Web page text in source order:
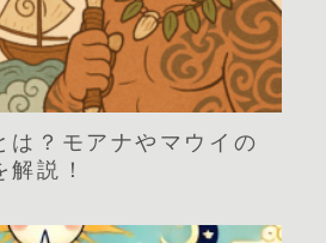
は？モアナやマウイの
説！